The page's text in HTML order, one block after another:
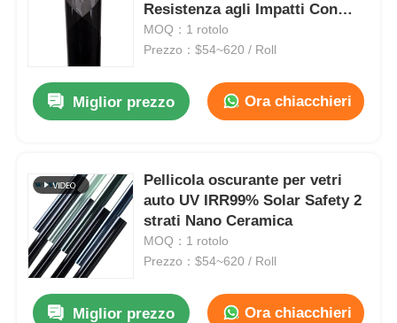
Resistenza agli Impatti Con
Ultra Vision
MOQ：1 rotolo
Prezzo：$54~620 / Roll
Miglior prezzo Ora chiacchieri
Pellicola oscurante per vetri
auto UV IRR99% Solar Safety 2
strati Nano Ceramica
MOQ：1 rotolo
Prezzo：$54~620 / Roll
Miglior prezzo Ora chiacchieri